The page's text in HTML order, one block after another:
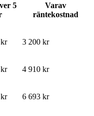
5
Varav
räntekostnad
3 200 kr
4 910 kr
6 693 kr